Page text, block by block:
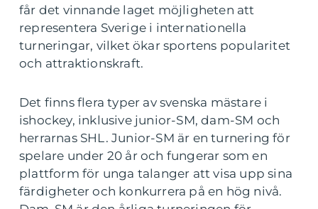
får det vinnande laget möjligheten att
representera Sverige i internationella
turneringar, vilket ökar sportens popularitet
och attraktionskraft.
Det finns flera typer av svenska mästare i
ishockey, inklusive junior-SM, dam-SM och
herrarnas SHL. Junior-SM är en turnering för
spelare under 20 år och fungerar som en
plattform för unga talanger att visa upp sina
färdigheter och konkurrera på en hög nivå.